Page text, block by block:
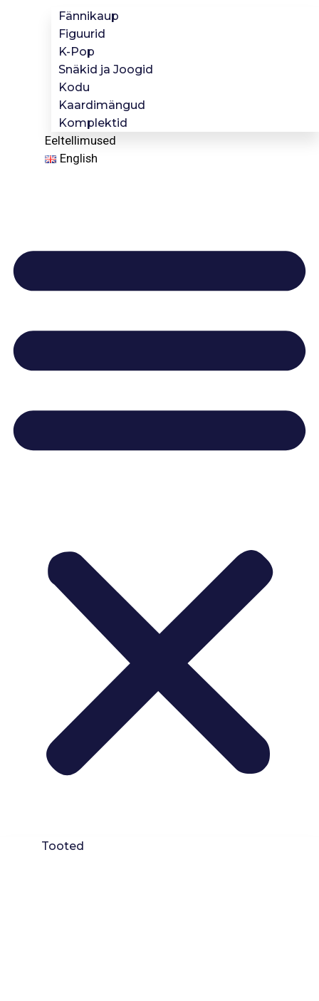
Fännikaup
Figuurid
K-Pop
Snäkid ja Joogid
Kodu
Kaardimängud
Komplektid
Eeltellimused
English
Tooted